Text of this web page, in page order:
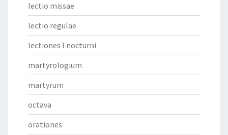
lectio missae
lectio regulae
lectiones I nocturni
martyrologium
martyrum
octava
orationes